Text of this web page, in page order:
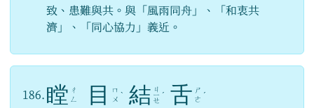
致、患難與共。與「風雨同舟」、「和衷共
濟」、「同心協力」義近。
186. 瞠 ㄔ
ㄥ
目
ㄇ
ㄨ ˋ 結 ㄐ
ㄧ
ㄝ
ˊ 舌 ㄕ
ㄜ ˊ